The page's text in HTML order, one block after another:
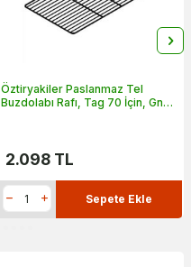
Öztiryakiler Paslanmaz Tel
Buzdolabı Rafı, Tag 70 İçin, Gn
2.098TL
Sepete Ekle